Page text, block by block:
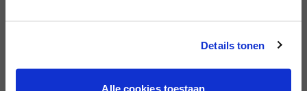
Details tonen
Alle cookies toestaan